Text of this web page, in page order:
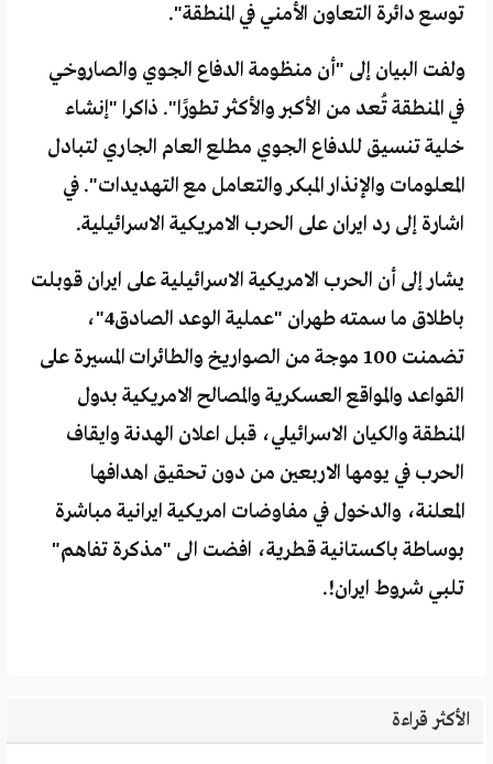
توسع دائرة التعاون الأمني في المنطقة".
ولفت البيان إلى "أن منظومة الدفاع الجوي والصاروخي
في المنطقة تُعد من الأكبر والأكثر تطورًا". ذاكرا "إنشاء
خلية تنسيق للدفاع الجوي مطلع العام الجاري لتبادل
المعلومات والإنذار المبكر والتعامل مع التهديدات". في
اشارة إلى رد ايران على الحرب الامريكية الاسرائيلية.
يشار إلى أن الحرب الامريكية الاسرائيلية على ايران قوبلت
باطلاق ما سمته طهران "عملية الوعد الصادق4"،
تضمنت 100 موجة من الصواريخ والطائرات المسيرة على
القواعد والمواقع العسكرية والمصالح الامريكية بدول
المنطقة والكيان الاسرائيلي، قبل اعلان الهدنة وايقاف
الحرب في يومها الاربعين من دون تحقيق اهدافها
المعلنة، والدخول في مفاوضات امريكية ايرانية مباشرة
بوساطة باكستانية قطرية، افضت الى "مذكرة تفاهم"
تلبي شروط ايران!.
الأكثر قراءة